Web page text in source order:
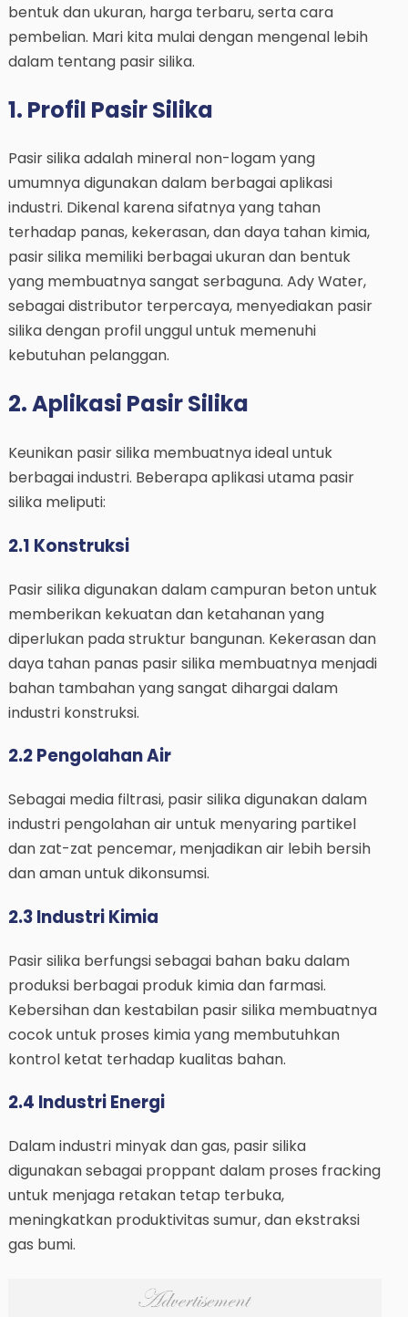
bentuk dan ukuran, harga terbaru, serta cara
pembelian. Mari kita mulai dengan mengenal lebih
dalam tentang pasir silika.
1. Profil Pasir Silika
Pasir silika adalah mineral non-logam yang
umumnya digunakan dalam berbagai aplikasi
industri. Dikenal karena sifatnya yang tahan
terhadap panas, kekerasan, dan daya tahan kimia,
pasir silika memiliki berbagai ukuran dan bentuk
yang membuatnya sangat serbaguna. Ady Water,
sebagai distributor terpercaya, menyediakan pasir
silika dengan profil unggul untuk memenuhi
kebutuhan pelanggan.
2. Aplikasi Pasir Silika
Keunikan pasir silika membuatnya ideal untuk
berbagai industri. Beberapa aplikasi utama pasir
silika meliputi:
2.1 Konstruksi
Pasir silika digunakan dalam campuran beton untuk
memberikan kekuatan dan ketahanan yang
diperlukan pada struktur bangunan. Kekerasan dan
daya tahan panas pasir silika membuatnya menjadi
bahan tambahan yang sangat dihargai dalam
industri konstruksi.
2.2 Pengolahan Air
Sebagai media filtrasi, pasir silika digunakan dalam
industri pengolahan air untuk menyaring partikel
dan zat-zat pencemar, menjadikan air lebih bersih
dan aman untuk dikonsumsi.
2.3 Industri Kimia
Pasir silika berfungsi sebagai bahan baku dalam
produksi berbagai produk kimia dan farmasi.
Kebersihan dan kestabilan pasir silika membuatnya
cocok untuk proses kimia yang membutuhkan
kontrol ketat terhadap kualitas bahan.
2.4 Industri Energi
Dalam industri minyak dan gas, pasir silika
digunakan sebagai proppant dalam proses fracking
untuk menjaga retakan tetap terbuka,
meningkatkan produktivitas sumur, dan ekstraksi
gas bumi.